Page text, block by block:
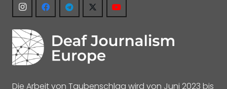
Die Arbeit von Taubenschlag wird von Juni 2023 bis